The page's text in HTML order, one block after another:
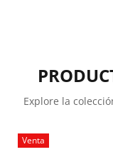
Explore la
Venta